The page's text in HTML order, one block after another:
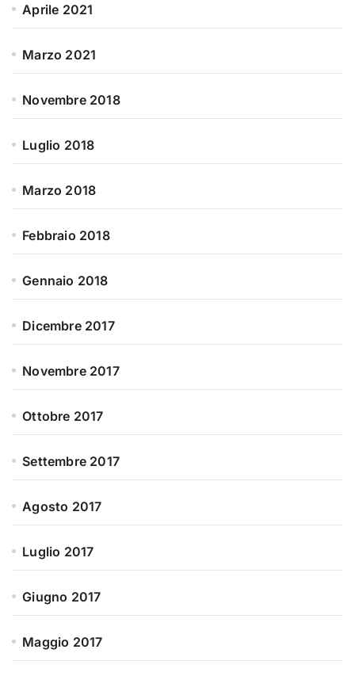
Aprile 2021
Marzo 2021
Novembre 2018
Luglio 2018
Marzo 2018
Febbraio 2018
Gennaio 2018
Dicembre 2017
Novembre 2017
Ottobre 2017
Settembre 2017
Agosto 2017
Luglio 2017
Giugno 2017
Maggio 2017